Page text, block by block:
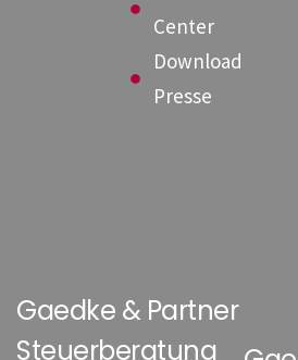
Center
Download
Presse
Gaedke & Partner
Steuerberatung